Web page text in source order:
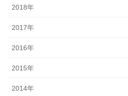
2018年
2017年
2016年
2015年
2014年